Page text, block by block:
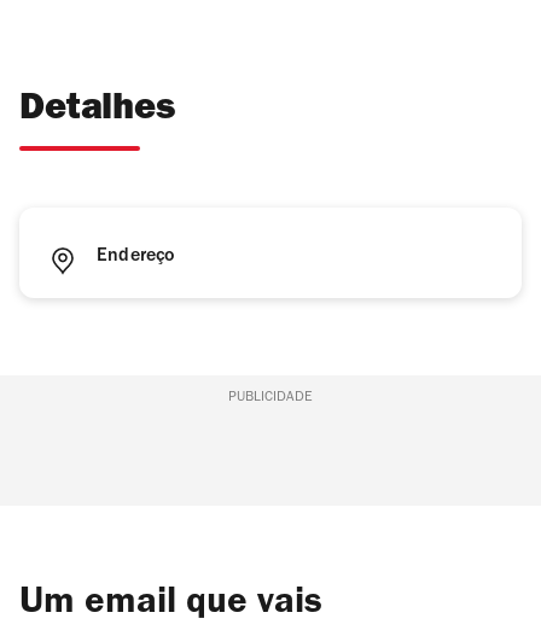
Detalhes
Endereço
PUBLICIDADE
Um email que vais